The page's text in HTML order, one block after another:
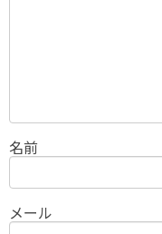
名前
メール